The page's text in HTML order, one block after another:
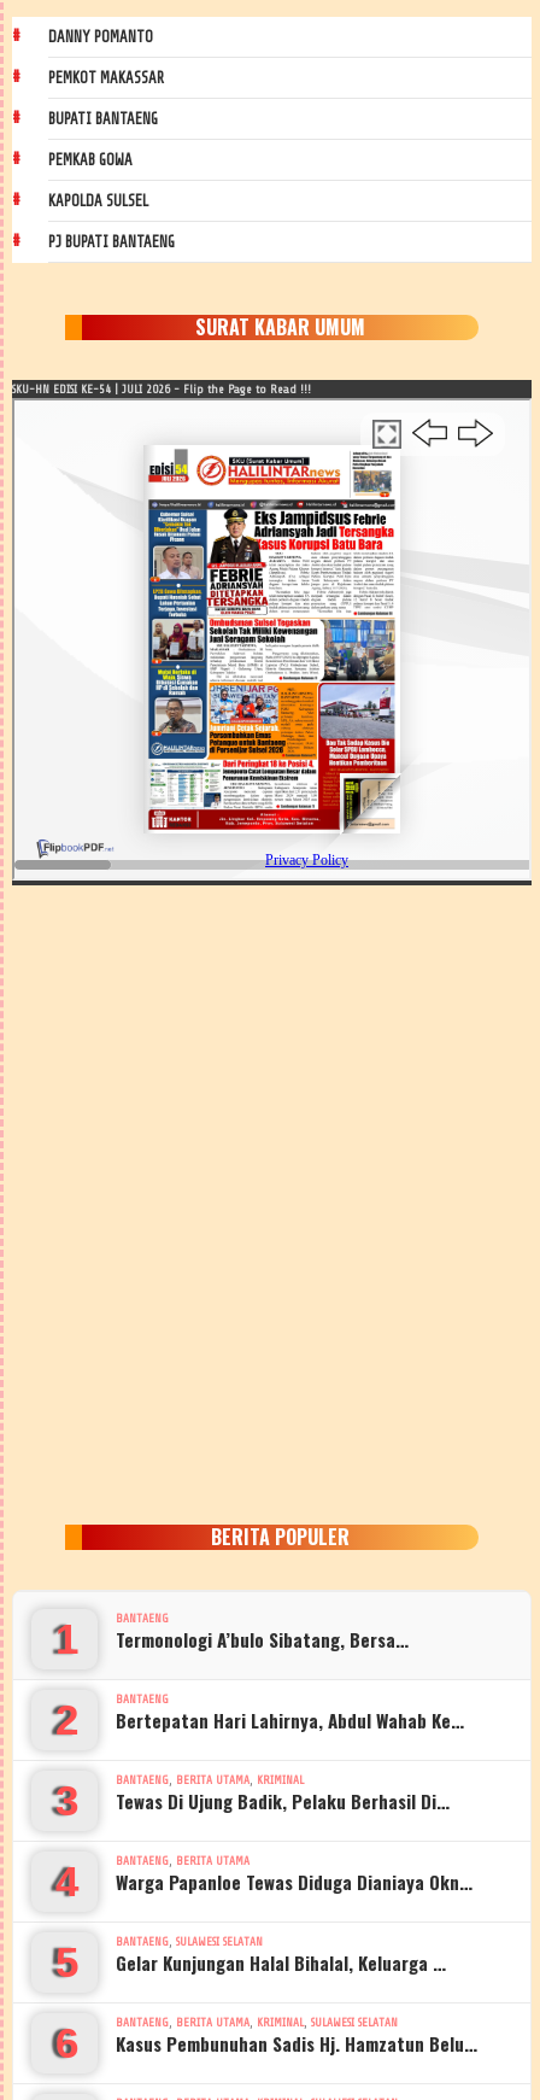
DANNY POMANTO
PEMKOT MAKASSAR
BUPATI BANTAENG
PEMKAB GOWA
KAPOLDA SULSEL
PJ BUPATI BANTAENG
SURAT KABAR UMUM
SKU-HN EDISI KE-54 | JULI 2026 - Flip the Page to Read !!!
BERITA POPULER
1 BANTAENG
Termonologi A’bulo Sibatang, Bersa…
2 BANTAENG
Bertepatan Hari Lahirnya, Abdul Wahab Ke…
3 BANTAENG, BERITA UTAMA, KRIMINAL
Tewas Di Ujung Badik, Pelaku Berhasil Di…
4 BANTAENG, BERITA UTAMA
Warga Papanloe Tewas Diduga Dianiaya Okn…
5 BANTAENG, SULAWESI SELATAN
Gelar Kunjungan Halal Bihalal, Keluarga …
6 BANTAENG, BERITA UTAMA, KRIMINAL, SULAWESI SELATAN
Kasus Pembunuhan Sadis Hj. Hamzatun Belu…